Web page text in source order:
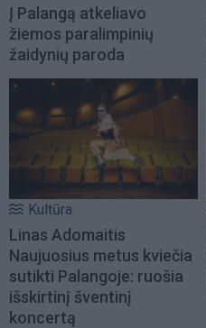
Į Palangą atkeliavo
žiemos paralimpinių
žaidynių paroda
Kultūra
Linas Adomaitis
Naujuosius metus kviečia
sutikti Palangoje: ruošia
išskirtinį šventinį
koncertą